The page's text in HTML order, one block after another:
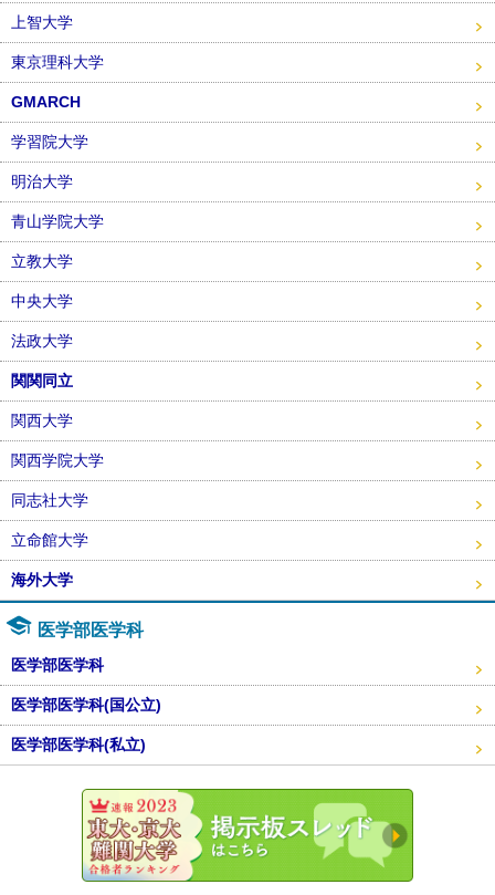
上智大学
東京理科大学
GMARCH
学習院大学
明治大学
青山学院大学
立教大学
中央大学
法政大学
関関同立
関西大学
関西学院大学
同志社大学
立命館大学
海外大学
医学部医学科
医学部医学科
医学部医学科(国公立)
医学部医学科(私立)